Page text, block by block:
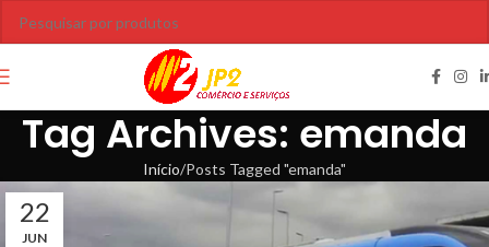
Tag Archives: emanda
Início Posts Tagged "emanda"
22
JUN